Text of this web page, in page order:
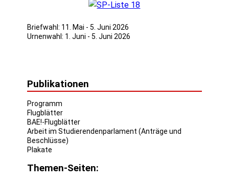
Briefwahl: 11. Mai - 5. Juni 2026
Urnenwahl: 1. Juni - 5. Juni 2026
Publikationen
Programm
Flugblätter
BAE!-Flugblätter
Arbeit im Studierendenparlament (Anträge und
Beschlüsse)
Plakate
Themen-Seiten: